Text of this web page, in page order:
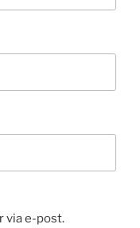
via e-post.